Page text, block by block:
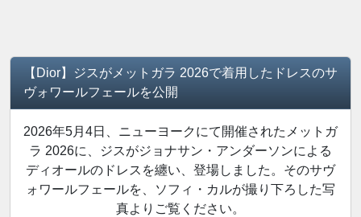
【Dior】ジスがメットガラ 2026で着用したドレスのサ
ヴォワールフェールを公開
2026年5月4日、ニューヨークにて開催されたメットガ
ラ 2026に、ジスがジョナサン・アンダーソンによる
ディオールのドレスを纏い、登場しました。そのサヴ
ォワールフェールを、ソフィ・カルが撮り下ろした写
真よりご覧ください。